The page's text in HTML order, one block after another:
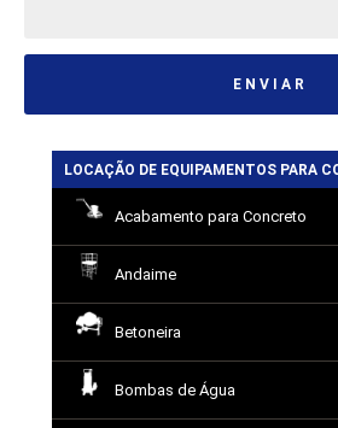
ENVIAR
LOCAÇÃO DE EQUIPAMENTOS PARA
Acabamento para Concreto
Andaime
Betoneira
Bombas de Água